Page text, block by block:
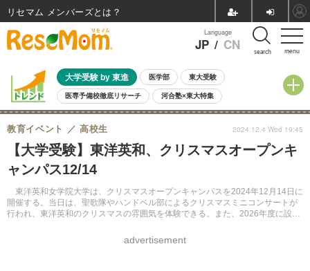
menu
Language
JP / CN search
大学受験 by 東進 医学部 東大受験
医専予備校徹底リサーチ 河合塾×東大特集
親子で考える大学選び 高校受験 中学受験 小学校受験
共通テスト 夏休み
8月開催イベント・WS 全国公立高校 過去問 人気記事
自由研究教材（小学生向け）
【大学受験】東洋英和、クリスマスオープンキ
ャンパス12/14
東洋英和女学院大学は、クリスマスオープンキャンパスを2024年12月14日に
開催する。当日は、聖歌隊やハンドベル部によるクリスマスミニコンサートが
行われ、東洋英和のクリスマスの雰囲気を体験できる。また、2026年度に設置
施される。予約は不要だが、事前申込が推奨されている。
教育イベント 高校生
advertisement
2024.12.4 Wed 19:45
リセマム メンバーズ